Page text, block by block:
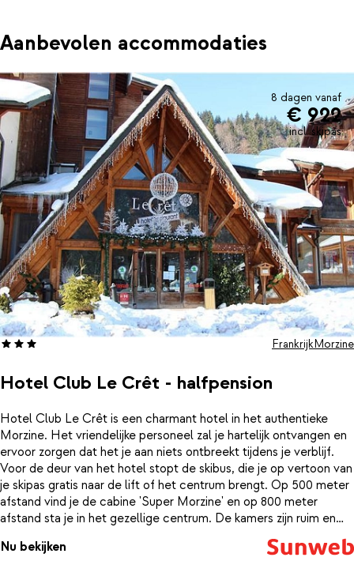
Aanbevolen accommodaties
8 dagen vanaf
€ 922
incl. skipas
Hotel Club Le Crêt - halfpension
FrankrijkMorzine
Hotel Club Le Crêt is een charmant hotel in het authentieke
Morzine. Het vriendelijke personeel zal je hartelijk ontvangen en
ervoor zorgen dat het je aan niets ontbreekt tijdens je verblijf.
Voor de deur van het hotel stopt de skibus, die je op vertoon van
je skipas gratis naar de lift of het centrum brengt. Op 500 meter
afstand vind je de cabine 'Super Morzine' en op 800 meter
afstand sta je in het gezellige centrum. De kamers zijn ruim en
comfortabel ingericht. Vanuit het hotel heb je een prachtig
uitzicht op de besneeuwde bergtoppen van Morzine. Je verblijft
Nu bekijken